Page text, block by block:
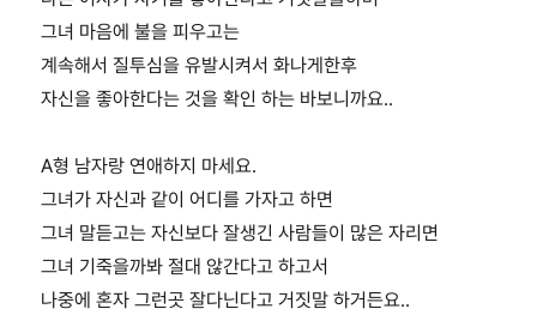
그녀 마음에 불을 피우고는
계속해서 질투심을 유발시켜서 화나게한후
자신을 좋아한다는 것을 확인 하는 바보니까요..
A형 남자랑 연애하지 마세요.
그녀가 자신과 같이 어디를 가자고 하면
그녀 말듣고는 자신보다 잘생긴 사람들이 많은 자리면
그녀 기죽을까봐 절대 않간다고 하고서
나중에 혼자 그런곳 잘다닌다고 거짓말 하거든요..